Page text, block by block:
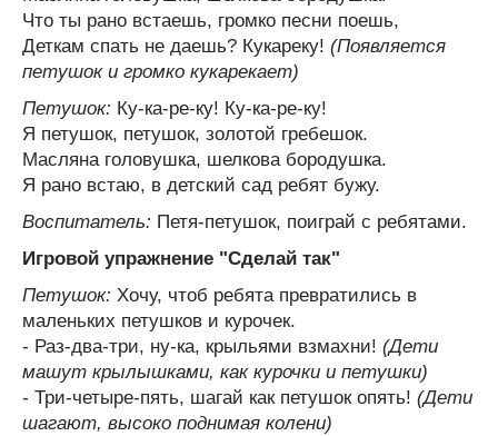
Что ты рано встаешь, громко песни поешь,
Деткам спать не даешь? Кукареку! (Появляется
петушок и громко кукарекает)
Петушок: Ку-ка-ре-ку! Ку-ка-ре-ку!
Я петушок, петушок, золотой гребешок.
Масляна головушка, шелкова бородушка.
Я рано встаю, в детский сад ребят бужу.
Воспитатель: Петя-петушок, поиграй с ребятами.
Игровой упражнение "Сделай так"
Петушок: Хочу, чтоб ребята превратились в
маленьких петушков и курочек.
- Раз-два-три, ну-ка, крыльями взмахни! (Дети
машут крылышками, как курочки и петушки)
- Три-четыре-пять, шагай как петушок опять! (Дети
шагают, высоко поднимая колени)